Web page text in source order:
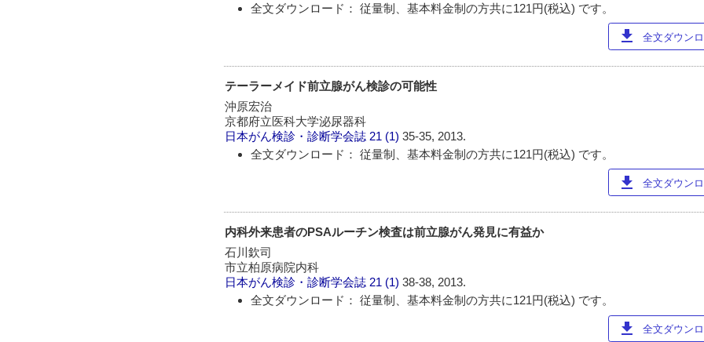
全文ダウンロード： 従量制、基本料金制の方共に121円(税込) です。
download 全文ダウン
テーラーメイド前立腺がん検診の可能性
沖原宏治
京都府立医科大学泌尿器科
日本がん検診・診断学会誌 21 (1)35-35, 2013.
全文ダウンロード： 従量制、基本料金制の方共に121円(税込) です。
download 全文ダウン
内科外来患者のPSAルーチン検査は前立腺がん発見に有益か
石川欽司
市立柏原病院内科
日本がん検診・診断学会誌 21 (1)38-38, 2013.
全文ダウンロード： 従量制、基本料金制の方共に121円(税込) です。
download 全文ダウン